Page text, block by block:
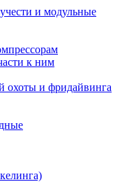
и модульные
к ним
охоты и фридайвинга